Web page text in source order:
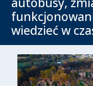
wiedzieć w